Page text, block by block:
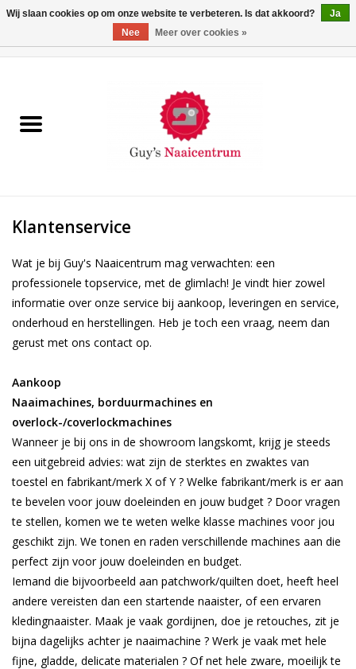
Machines
Paspoppen
Fournituren
Opbergsystemen
Hobby/Knutselen
Breien en haken
Handwerk
Workshop
Tweedehands
Klantenservice
Wat je bij Guy's Naaicentrum mag verwachten: een
professionele topservice, met de glimlach! Je vindt hier zowel
informatie over onze service bij aankoop, leveringen en service,
onderhoud en herstellingen. Heb je toch een vraag, neem dan
gerust met ons contact op.
Aankoop
Naaimachines, borduurmachines en
overlock-/coverlockmachines
Wanneer je bij ons in de showroom langskomt, krijg je steeds
een uitgebreid advies: wat zijn de sterktes en zwaktes van
toestel en fabrikant/merk X of Y ? Welke fabrikant/merk is er aan
te bevelen voor jouw doeleinden en jouw budget ? Door vragen
te stellen, komen we te weten welke klasse machines voor jou
geschikt zijn. We tonen en raden verschillende machines aan die
perfect zijn voor jouw doeleinden en budget.
Iemand die bijvoorbeeld aan patchwork/quilten doet, heeft heel
andere vereisten dan een startende naaister, of een ervaren
kledingnaaister. Maak je vaak gordijnen, doe je retouches, zit je
bijna dagelijks achter je naaimachine ? Werk je vaak met hele
fijne, gladde, delicate materialen ? Of net hele zware, moeilijk te
Wij slaan cookies op om onze website te verbeteren. Is dat akkoord?
Ja
Nee
Meer over cookies »